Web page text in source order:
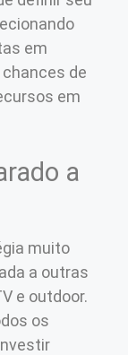
em
de
em
a
muito
a outras
e outdoor.
os